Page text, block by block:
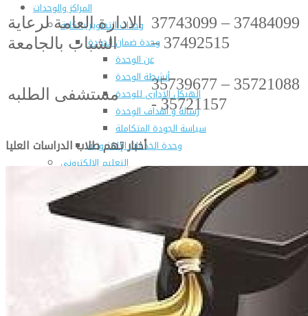
المراكز والوحدات
وحدات التطوير بالكلية
وحدة ضمان الجودة
عن الوحدة
أنشطة الوحدة
الهيكل الادارى للوحدة
رسالة و أهداف الوحدة
سياسة الجودة المتكاملة
وحدة الخدمات الإلكترونية
التعليم الإلكترونى
وحدة التعليم الإلكترونى
التسجيل فى وحدة التعليم الالكترونى
المراكز ذات الطابع الخاص
مركز الإرشاد الزراعي والتدريب
مركز الإستشارات الزراعية
مركز إستصلاح وتنمية الأراضى الصحراوية
مركز تكنولوجيا الإنتاج الزراعي
الادارة العامة لرعاية
الشباب بالجامعة
37743099 – 37484099
– 37492515
مستشفى الطلبه
35739677 – 35721088
- 35721157
أخبار تهم طلاب الدراسات العليا